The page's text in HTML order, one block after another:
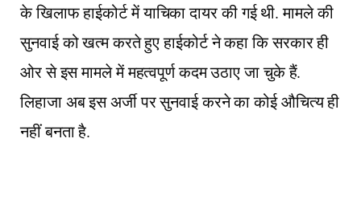
के खिलाफ हाईकोर्ट में याचिका दायर की गई थी. मामले की
सुनवाई को खत्म करते हुए हाईकोर्ट ने कहा कि सरकार ही
ओर से इस मामले में महत्वपूर्ण कदम उठाए जा चुके हैं.
लिहाजा अब इस अर्जी पर सुनवाई करने का कोई औचित्य ही
नहीं बनता है.